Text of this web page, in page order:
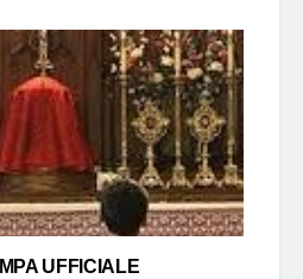
UFFICIALE